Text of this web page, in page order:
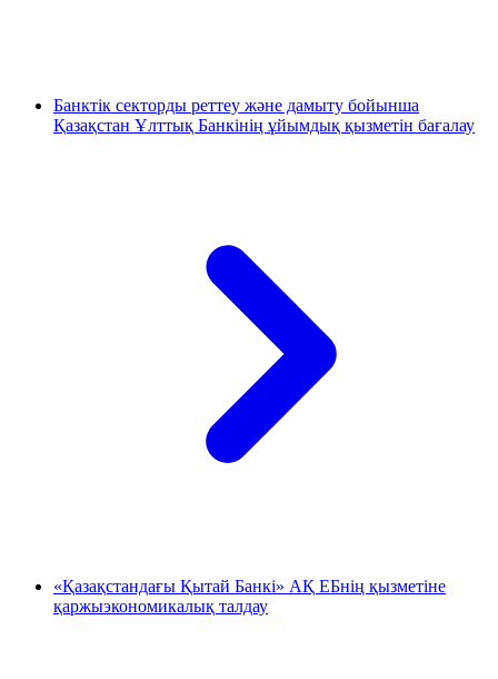
Банктік секторды реттеу және дамыту бойынша
Қазақстан Ұлттық Банкінің ұйымдық қызметін бағалау
«Қазақстандағы Қытай Банкі» АҚ ЕБнің қызметіне
қаржыэкономикалық талдау